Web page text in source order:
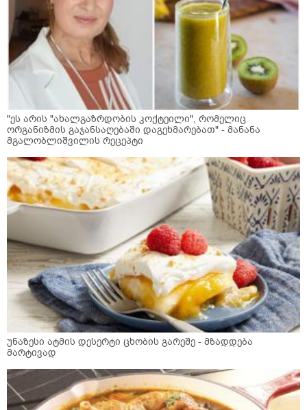
"ეს არის "ახალგაზრდობის კოქტეილი", რომელიც
ორგანიზმის გაჯანსაღებაში დაგეხმარებათ" - მანანა
მგალობლიშვილის რეცეპტი
უნაზესი ატმის დესერტი ცხობის გარეშე - მზადდება
მარტივად